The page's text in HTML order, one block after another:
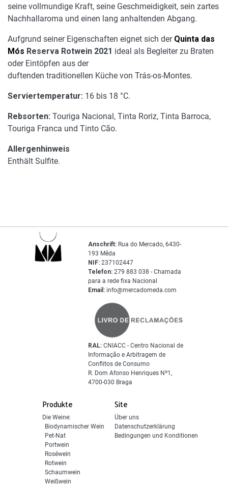
seine vollmundige Kraft, seine Geschmeidigkeit, sein zartes
Nachhallaroma und einen lang anhaltenden Abgang.
Aufgrund seiner Eigenschaften eignet sich der Quinta das
Mós Reserva Rotwein 2021 ideal als Begleiter zu Braten
oder Eintöpfen aus der
duftenden traditionellen Küche von Trás-os-Montes.
Serviertemperatur: 16 bis 18 °C.
Rebsorten: Touriga Nacional, Tinta Roriz, Tinta Barroca,
Touriga Franca und Tinto Cão.
Allergenhinweis
Enthält Sulfite.
Produkte
Die Weine:
Biodynamischer Wein
Pet-Nat
Portwein
Roséwein
Rotwein
Schaumwein
Weißwein
Site
Über uns
Datenschutzerklärung
Bedingungen und Konditionen
Anschrift: Rua do Mercado, 6430-
193 Mêda
NIF: 237102447
Telefon: 279 883 038 - Chamada
para a rede fixa Nacional
Email: info@mercadomeda.com
RAL: CNIACC - Centro Nacional de
Informação e Arbitragem de
Conflitos de Consumo
R. Dom Afonso Henriques Nº1,
4700-030 Braga